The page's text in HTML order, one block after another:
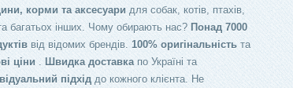
корми та аксесуаридля собак, котів, птахів,
багатьох інших. Чому обирають нас? Понад 7000
від відомих брендів.100% оригінальність та
ціни. Швидка доставкапо Україні та
підхід до кожного клієнта. Не